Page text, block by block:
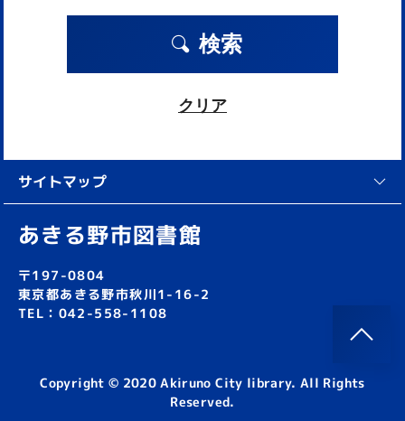
検索
クリア
サイトマップ
あきる野市図書館
〒197-0804
東京都あきる野市秋川1-16-2
TEL：042-558-1108
Copyright © 2020 Akiruno City library. All Rights
Reserved.